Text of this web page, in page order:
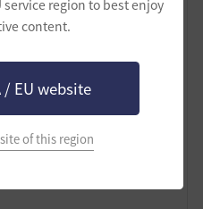
service region to best enjoy
content.
/ EU website
of this region
ンの息吹と天上の響きを同